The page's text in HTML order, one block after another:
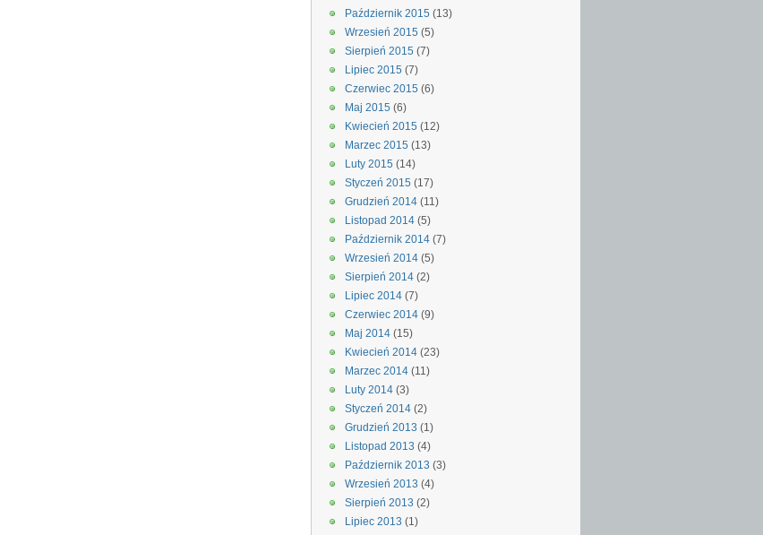
Październik 2015 (13)
Wrzesień 2015 (5)
Sierpień 2015 (7)
Lipiec 2015 (7)
Czerwiec 2015 (6)
Maj 2015 (6)
Kwiecień 2015 (12)
Marzec 2015 (13)
Luty 2015 (14)
Styczeń 2015 (17)
Grudzień 2014 (11)
Listopad 2014 (5)
Październik 2014 (7)
Wrzesień 2014 (5)
Sierpień 2014 (2)
Lipiec 2014 (7)
Czerwiec 2014 (9)
Maj 2014 (15)
Kwiecień 2014 (23)
Marzec 2014 (11)
Luty 2014 (3)
Styczeń 2014 (2)
Grudzień 2013 (1)
Listopad 2013 (4)
Październik 2013 (3)
Wrzesień 2013 (4)
Sierpień 2013 (2)
Lipiec 2013 (1)